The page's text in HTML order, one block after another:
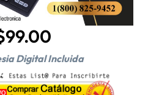
Digital Incluida